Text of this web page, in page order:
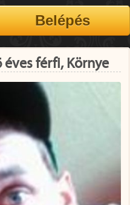
éves férfi, Környe